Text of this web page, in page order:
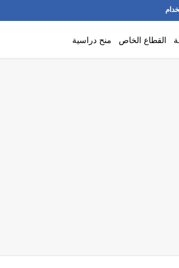
القطاع الخاص منح دراسية